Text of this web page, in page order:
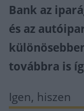
Bank az
és az
továbbra is
Igen, hiszen